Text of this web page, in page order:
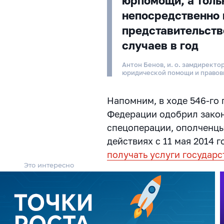
случаев в год
Антон Бенов, и. о.
юридической помощи и
Напомним, в ходе 546-го
Федерации одобрил
спецоперации,
действиях с 11 мая 2014
получать услуги
Это интересно